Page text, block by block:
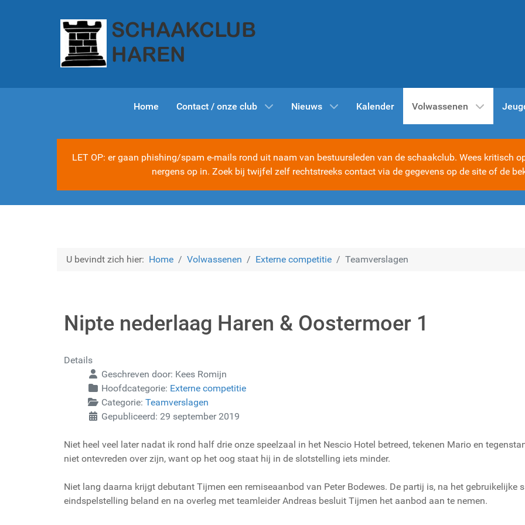
Home Contact / onze club Nieuws Kalender Volwassenen
LET OP: er gaan phishing/spam e-mails rond uit naam van bestuursleden van de schaakclub. Wees kritisch
nergens op in. Zoek bij twijfel zelf rechtstreeks contact via de gegevens op de site of de
U bevindt zich hier: Home Volwassenen Externe competitie Teamverslagen
Nipte nederlaag Haren & Oostermoer 1
Details
Geschreven door: Kees Romijn
Hoofdcategorie: Externe competitie
Categorie: Teamverslagen
Gepubliceerd: 29 september 2019
Niet heel veel later nadat ik rond half drie onze speelzaal in het Nescio Hotel betreed, tekenen Mario en
niet ontevreden over zijn, want op het oog staat hij in de slotstelling iets minder.
Niet lang daarna krijgt debutant Tijmen een remiseaanbod van Peter Bodewes. De partij is, na het gebruikelijke
eindspelstelling beland en na overleg met teamleider Andreas besluit Tijmen het aanbod aan te nemen.